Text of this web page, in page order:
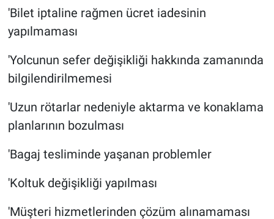
'Bilet iptaline rağmen ücret iadesinin
yapılmaması
'Yolcunun sefer değişikliği hakkında zamanında
bilgilendirilmemesi
'Uzun rötarlar nedeniyle aktarma ve konaklama
planlarının bozulması
'Bagaj tesliminde yaşanan problemler
'Koltuk değişikliği yapılması
'Müşteri hizmetlerinden çözüm alınamaması